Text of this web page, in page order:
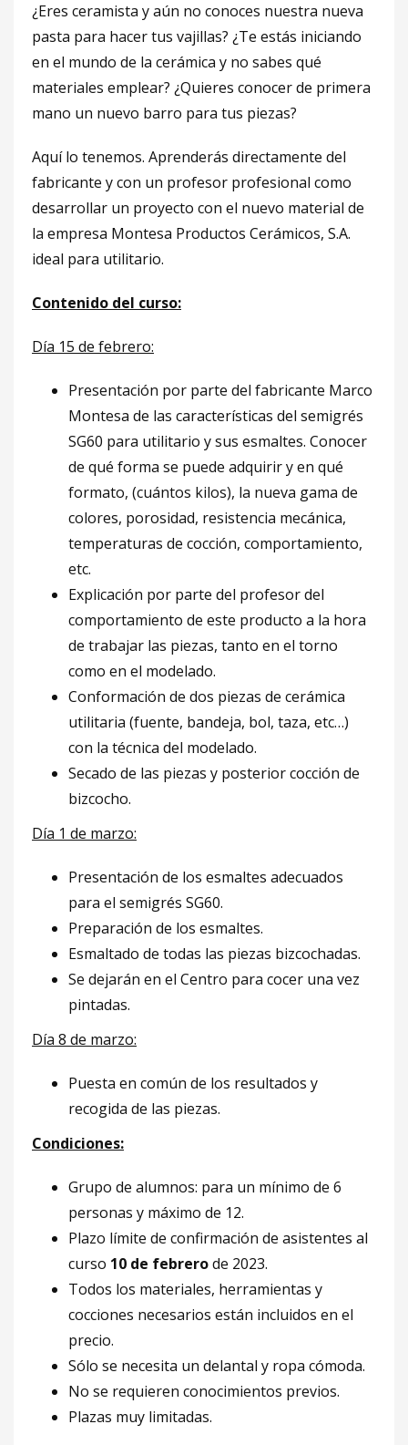
¿Eres ceramista y aún no conoces nuestra nueva
pasta para hacer tus vajillas? ¿Te estás iniciando
en el mundo de la cerámica y no sabes qué
materiales emplear? ¿Quieres conocer de primera
mano un nuevo barro para tus piezas?
Aquí lo tenemos. Aprenderás directamente del
fabricante y con un profesor profesional como
desarrollar un proyecto con el nuevo material de
la empresa Montesa Productos Cerámicos, S.A.
ideal para utilitario.
Contenido del curso:
Día 15 de febrero:
Presentación por parte del fabricante Marco
Montesa de las características del semigrés
SG60 para utilitario y sus esmaltes. Conocer
de qué forma se puede adquirir y en qué
formato, (cuántos kilos), la nueva gama de
colores, porosidad, resistencia mecánica,
temperaturas de cocción, comportamiento,
etc.
Explicación por parte del profesor del
comportamiento de este producto a la hora
de trabajar las piezas, tanto en el torno
como en el modelado.
Conformación de dos piezas de cerámica
utilitaria (fuente, bandeja, bol, taza, etc…)
con la técnica del modelado.
Secado de las piezas y posterior cocción de
bizcocho.
Día 1 de marzo:
Presentación de los esmaltes adecuados
para el semigrés SG60.
Preparación de los esmaltes.
Esmaltado de todas las piezas bizcochadas.
Se dejarán en el Centro para cocer una vez
pintadas.
Día 8 de marzo:
Puesta en común de los resultados y
recogida de las piezas.
Condiciones:
Grupo de alumnos: para un mínimo de 6
personas y máximo de 12.
Plazo límite de confirmación de asistentes al
curso 10 de febrerode 2023.
Todos los materiales, herramientas y
cocciones necesarios están incluidos en el
precio.
Sólo se necesita un delantal y ropa cómoda.
No se requieren conocimientos previos.
Plazas muy limitadas.